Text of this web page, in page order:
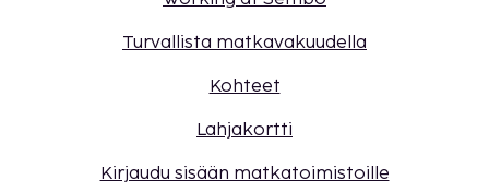
Turvallista matkavakuudella
Kohteet
Lahjakortti
Kirjaudu sisään matkatoimistoille